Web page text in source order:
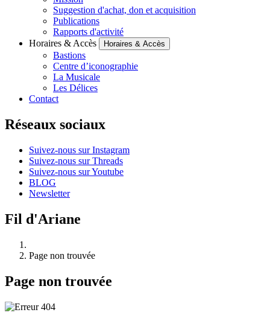
Suggestion d'achat, don et acquisition
Publications
Rapports d'activité
Horaires & Accès
Horaires & Accès
Bastions
Centre d’iconographie
La Musicale
Les Délices
Contact
Réseaux sociaux
Suivez-nous sur Instagram
Suivez-nous sur Threads
Suivez-nous sur Youtube
BLOG
Newsletter
Fil d'Ariane
Page non trouvée
Page non trouvée